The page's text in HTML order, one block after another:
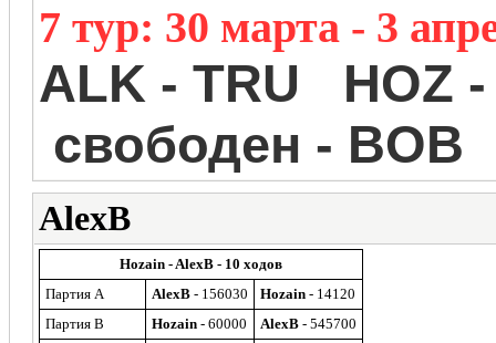
7 тур: 30 марта - 3
ALK - TRU HOZ
свободен - BOB
AlexB
Hozain - AlexB - 10 ходов
Партия A
AlexB - 156030 Hozain - 14120
Партия B
Hozain - 60000 AlexB - 545700